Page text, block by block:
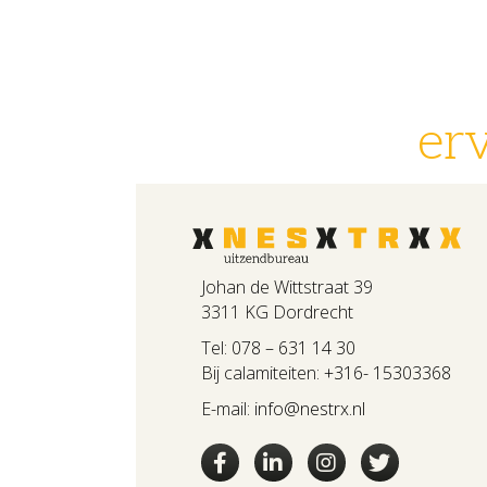
Johan de Wittstraat 39
3311 KG Dordrecht
Tel: 078 – 631 14 30
Bij calamiteiten: +316- 15303368
E-mail: info@nestrx.nl